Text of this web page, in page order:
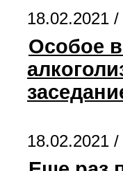
18.02.2021 /
Особое
18.02.2021 /